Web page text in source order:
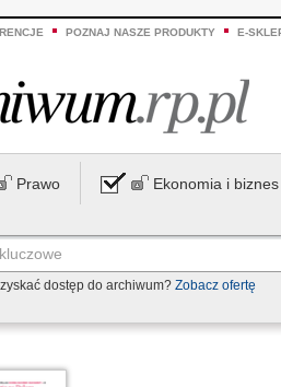
POZNAJ NASZE PRODUKTY E-
Prawo Ekonomia i biznes
dostęp do archiwum? Zobacz ofertę